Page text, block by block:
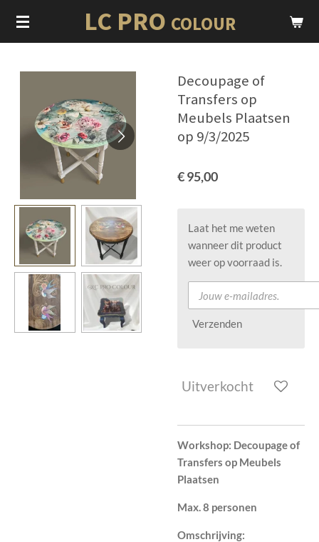
Ga
direct
LC PRO COLOUR
Decoupage of
Transfers op
Meubels Plaatsen
op 9/3/2025
€ 95,00
Laat het me weten
wanneer dit product
weer op voorraad is.
Verzenden
Uitverkocht
Workshop: Decoupage of
Transfers op Meubels
Plaatsen
Max. 8 personen
Omschrijving: